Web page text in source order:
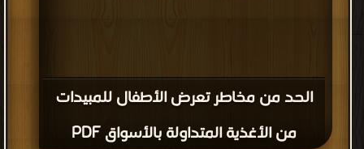
الحد من مخاطر تعرض الأطفال للمبيدات
من الأغذية المتداولة بالأسواق PDF